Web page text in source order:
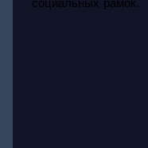
социальных рамок.